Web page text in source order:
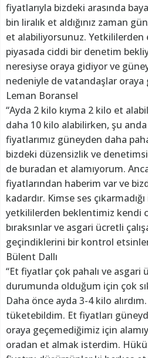
fiyatlarıyla bizdeki arasında
bin liralık et aldığınız zaman
et alabiliyorsunuz. Yetkililerden
piyasada ciddi bir denetim
neresiyse oraya gidiyor ve
nedeniyle de vatandaşlar oraya
Leman Boransel
“Ayda 2 kilo kıyma 2 kilo et
daha 10 kilo alabilirken, şu
fiyatlarımız güneyden daha
bizdeki düzensizlik ve
de buradan et alamıyorum.
fiyatlarından haberim var ve
kadardır. Kimse ses
yetkililerden beklentimiz kendi
bıraksınlar ve asgari ücretli
geçindiklerini bir kontrol
Bülent Dallı
“Et fiyatlar çok pahalı ve asgari
durumunda olduğum için çok
Daha önce ayda 3-4 kilo
tüketebildim. Et fiyatları
oraya geçemediğimiz için
oradan et almak isterdim.